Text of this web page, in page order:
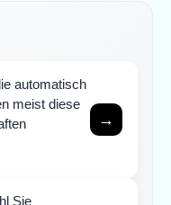
automatisch
meist diese
→
Sie